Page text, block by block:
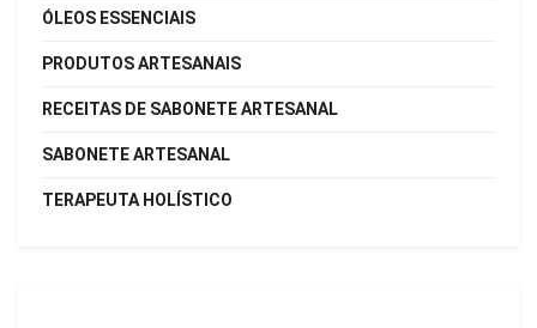
ÓLEOS ESSENCIAIS
PRODUTOS ARTESANAIS
RECEITAS DE SABONETE ARTESANAL
SABONETE ARTESANAL
TERAPEUTA HOLÍSTICO